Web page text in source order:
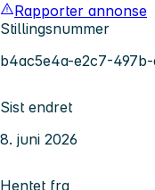
Rapporter annonse
Stillingsnummer
b4ac5e4a-e2c7-
Sist endret
8. juni 2026
Hentet fra